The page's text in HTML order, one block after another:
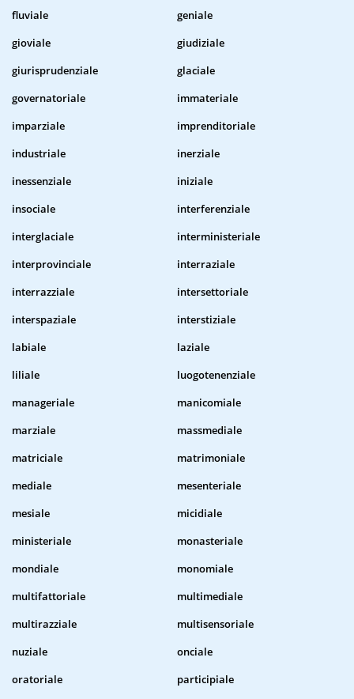
fluviale
geniale
gioviale
giudiziale
giurisprudenziale
glaciale
governatoriale
immateriale
imparziale
imprenditoriale
industriale
inerziale
inessenziale
iniziale
insociale
interferenziale
interglaciale
interministeriale
interprovinciale
interraziale
interrazziale
intersettoriale
interspaziale
interstiziale
labiale
laziale
liliale
luogotenenziale
manageriale
manicomiale
marziale
massmediale
matriciale
matrimoniale
mediale
mesenteriale
mesiale
micidiale
ministeriale
monasteriale
mondiale
monomiale
multifattoriale
multimediale
multirazziale
multisensoriale
nuziale
onciale
oratoriale
participiale